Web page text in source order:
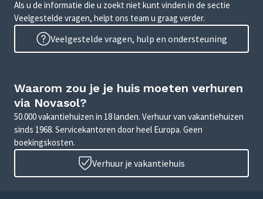
Als u de informatie die u zoekt niet kunt vinden in de sectie
Veelgestelde vragen, helpt ons team u graag verder.
Veelgestelde vragen, hulp en ondersteuning
Waarom zou je je huis moeten verhuren
via Novasol?
50.000 vakantiehuizen in 18 landen. Verhuur van vakantiehuizen
sinds 1968. Servicekantoren door heel Europa. Geen
boekingskosten.
Verhuur je vakantiehuis